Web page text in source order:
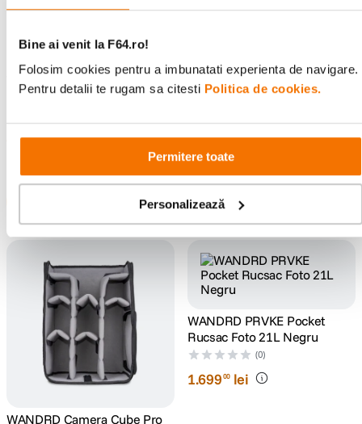
Bine ai venit la F64.ro!
Folosim cookies pentru a imbunatati experienta de navigare.
Pentru detalii te rugam sa citesti Politica de cookies.
Permitere toate
Personalizează
WANDRD Camera Cube
Essential Deep Organizator
PRVKE 41L
479 lei
Geanta Foto 9L Bej (Yuma Tan)
(0)
WANDRD Camera Cube Pro
WANDRD PRVKE Pocket
Rucsac Foto 21L Negru
(0)
1.69900 lei